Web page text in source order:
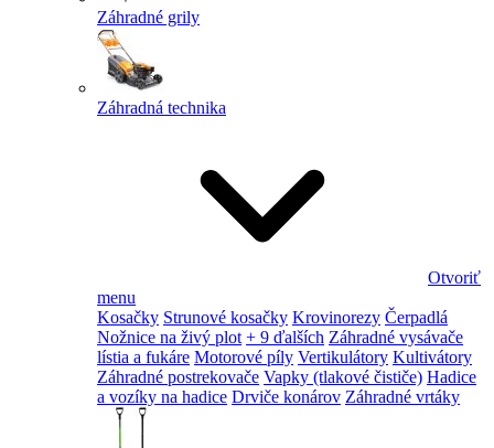
Záhradné grily
Záhradná technika
Otvoriť
menu
Kosačky Strunové kosačky Krovinorezy Čerpadlá
Nožnice na živý plot + 9 ďalších Záhradné vysávače
lístia a fukáre Motorové píly Vertikulátory Kultivátory
Záhradné postrekovače Vapky (tlakové čističe) Hadice
a vozíky na hadice Drviče konárov Záhradné vrtáky